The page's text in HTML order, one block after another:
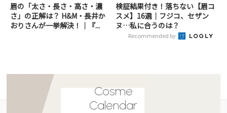
眉の「太さ・長さ・高さ・濃
さ」の正解は？ H&M・長井か
おりさんが一挙解決！｜『...
検証結果付き！落ちない【眉コ
スメ】16選｜フジコ、セザン
ヌ…私に合うのは？
Recommended by
Cosme
Calendar